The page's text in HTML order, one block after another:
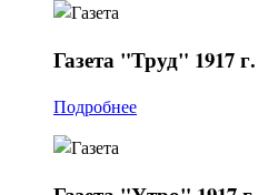
Газета "Труд" 1917 г.
Подробнее